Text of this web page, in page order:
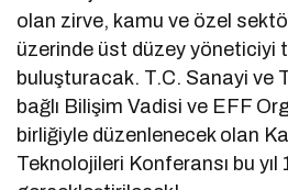
olan zirve, kamu ve özel
üzerinde üst düzey yöneticiyi
buluşturacak. T.C. Sanayi ve
bağlı Bilişim Vadisi ve EFF
birliğiyle düzenlenecek olan
Teknolojileri Konferansı bu yıl